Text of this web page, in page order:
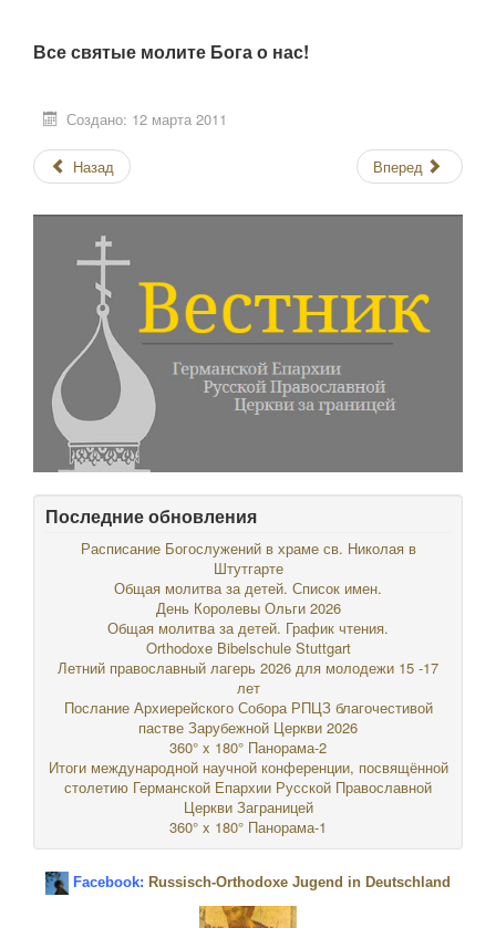
Все святые молите Бога о нас!
Создано: 12 марта 2011
Назад Вперед
Последние обновления
Расписание Богослужений в храме св. Николая в
Штутгарте
Общая молитва за детей. Список имен.
День Королевы Ольги 2026
Общая молитва за детей. График чтения.
Orthodoxe Bibelschule Stuttgart
Летний православный лагерь 2026 для молодежи 15 -17
лет
Послание Архиерейского Собора РПЦЗ благочестивой
пастве Зарубежной Церкви 2026
360° x 180° Панорама-2
Итоги международной научной конференции, посвящённой
столетию Германской Епархии Русской Православной
Церкви Заграницей
360° x 180° Панорама-1
Facebook: Russisch-Orthodoxe Jugend in Deutschland